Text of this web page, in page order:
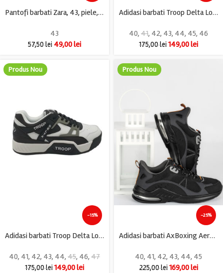
Pantofi barbati Zara, 43, piele, maro
43
57,50lei 49,00lei
Adidasi barbati Troop Delta Low, imitatie de piele, alb bleumarin
40, 41, 42, 43, 44, 45, 46
175,00lei149,00lei
Produs Nou
-15%
Adidasi barbati Troop Delta Low, imitatie de piele, alb negru
40, 41, 42, 43, 44, 45, 46, 47
175,00lei149,00lei
Produs Nou
-25%
Adidasi barbati AxBoxing Aero, imitație de piele, material textil, negru
40, 41, 42, 43, 44, 45
225,00lei 169,00lei